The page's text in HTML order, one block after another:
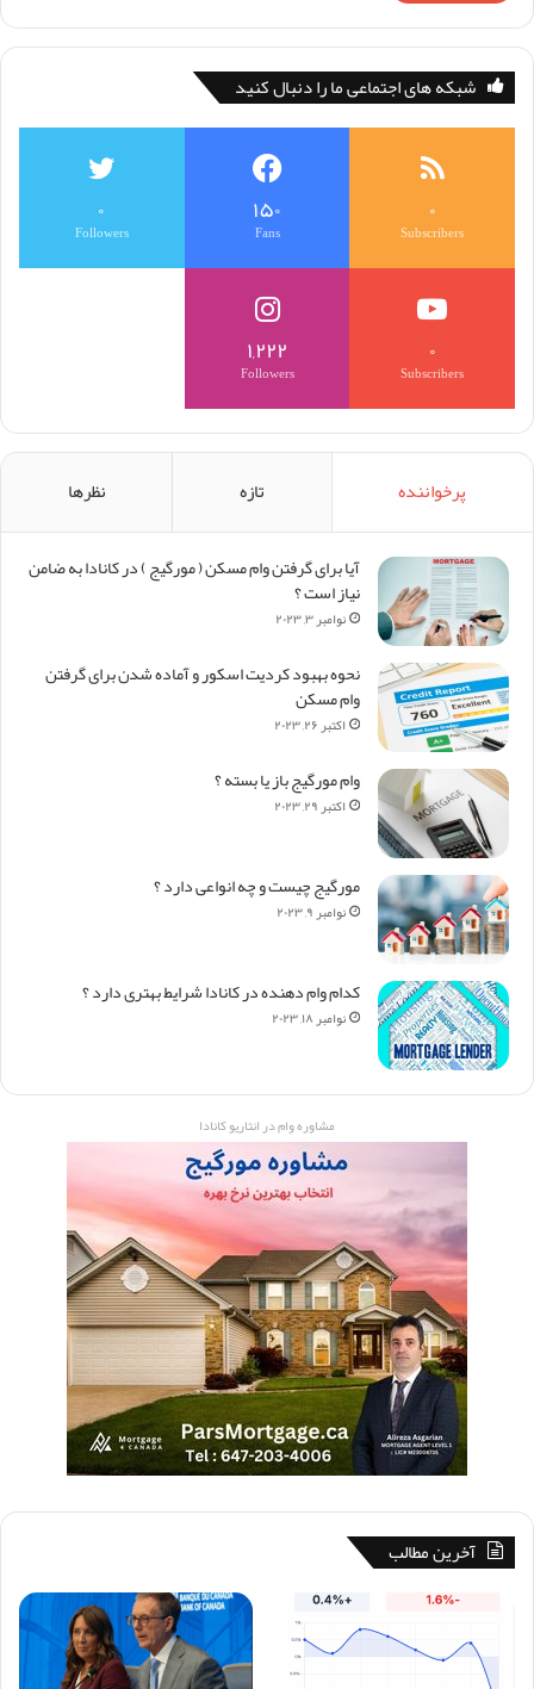
شبکه های اجتماعی ما را دنبال کنید
۰
Subscribers
۱۵۰
Fans
۰
Followers
۰
Subscribers
۱,۲۲۲
Followers
پرخواننده تازه نظرها
آیا برای گرفتن وام مسکن (‌ مورگیج ) در کانادا به ضامن
نیاز است ؟
نوامبر ۳, ۲۰۲۳
نحوه بهبود کردیت اسکور و آماده شدن برای گرفتن
وام مسکن
اکتبر ۲۶, ۲۰۲۳
وام مورگیج باز یا بسته ؟
اکتبر ۲۹, ۲۰۲۳
مورگیج چیست و چه انواعی دارد ؟
نوامبر ۹, ۲۰۲۳
کدام وام دهنده در کانادا شرایط بهتری دارد ؟
نوامبر ۱۸, ۲۰۲۳
مشاوره وام در انتاریو کانادا
آخرین مطالب